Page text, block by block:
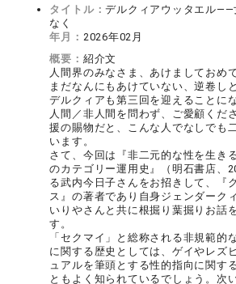
タイトル：デルクィアウッタエル——
なく
年月： 2026年02月
概要： 紹介文
人間界のみなさま、あけましておめ
まだなんにもあけていない、逆卷し
デルクィアも第三回を迎えることに
人間／非人間を問わず、ご愛顧くだ
援の賜物だと、こんな人でなしでも
います。
さて、今回は『非二元的な性を生き
のカテゴリー運用史』（明石書店、
る武内今日子さんをお招きして、『
ス』の著者であり自身ジェンダーク
いりやさんと共に根掘り葉掘りお話
す。
「セクマイ」と総称される非規範的
に関する歴史としては、ゲイやレズ
ュアルを筆頭とする性的指向に関す
ともよく知られているでしょう。次